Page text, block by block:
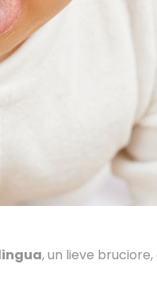
, un lieve